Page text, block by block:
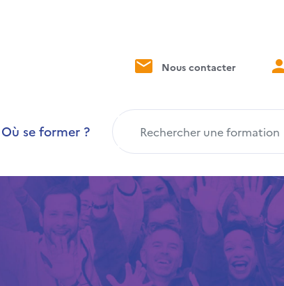
Nous contacter
Où se former ?